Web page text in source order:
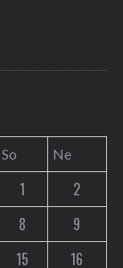
So Ne
1
2
8
9
15 16